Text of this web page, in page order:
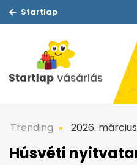
Startlap
Trending 2026.
Húsvéti